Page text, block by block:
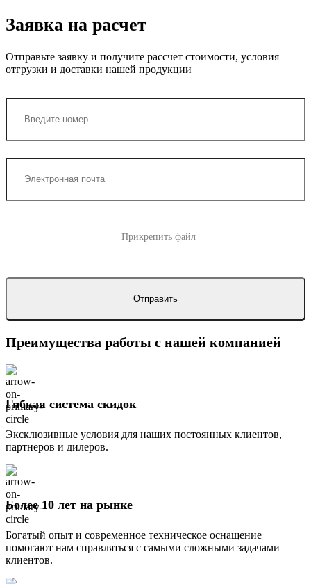
Заявка на расчет
Отправьте заявку и получите рассчет стоимости, условия
отгрузки и доставки нашей продукции
Прикрепить файл
Преимущества работы с нашей компанией
Гибкая система скидок
Эксклюзивные условия для наших постоянных клиентов,
партнеров и дилеров.
Более 10 лет на рынке
Богатый опыт и современное техническое оснащение
помогают нам справляться с самыми сложными задачами
клиентов.